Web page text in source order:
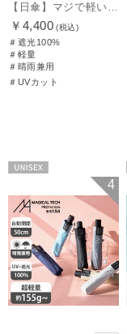
【日傘】マジで軽い傘 マジカルテックプロテクション(MAGICAL TECH PROTECTION)50cm 晴雨兼用傘折りたたみ日傘 一級遮光100% UV 軽量 人気 レディース メンズ
￥4,400 (税込)
＃遮光100%
＃軽量
＃晴雨兼用
＃UVカット
4